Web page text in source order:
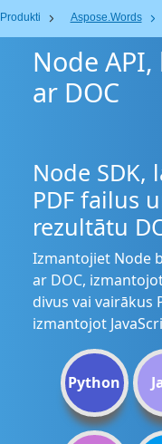
Produkti Aspose.Words
Node
ar DOC
Node SDK,
PDF failus
rezultātu
Izmantojiet Node
ar DOC,
divus vai vairākus
izmantojot
Python